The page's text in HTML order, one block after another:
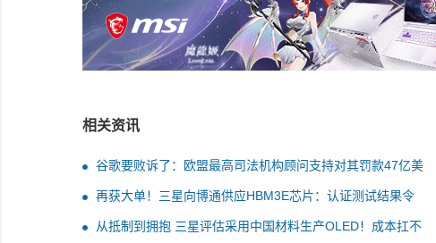
相关资讯
谷歌要败诉了：欧盟最高司法机构顾问支持对其罚款47亿美
再获大单！三星向博通供应HBM3E芯片：认证测试结果令
人满意
从抵制到拥抱 三星评估采用中国材料生产OLED！成本扛不